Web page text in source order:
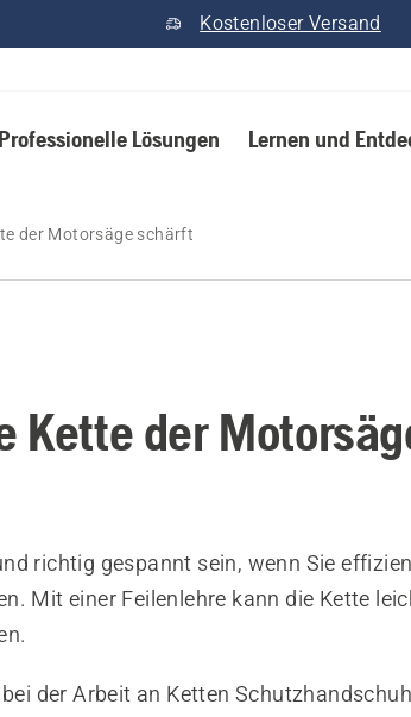
Kostenloser Versand
Professionelle Lösungen Lernen und
der Motorsäge schärft
Kette der
richtig gespannt sein, wenn Sie
Mit einer Feilenlehre kann die Kette
der Arbeit an Ketten